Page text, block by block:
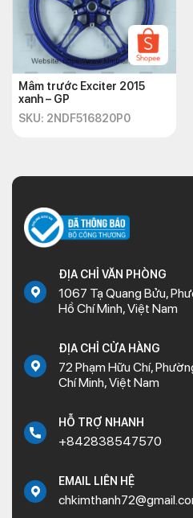
Mâm trước Exciter 2015
xanh – GP
SKU: 2NDF516820P0
ĐỊA CHỈ VĂN PHÒNG
1067 Tạ Quang Bửu,
Hồ Chí Minh, Việt Nam
ĐỊA CHỈ CỬA HÀNG
72 Phạm Hữu Chí,
Chí Minh, Việt Nam
HỖ TRỢ NHANH
+842838547570
EMAIL LIÊN HỆ